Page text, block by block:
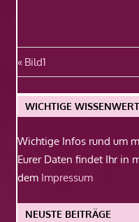
Vorheriger
Beitrag:
Bild1
WICHTIGE
Wichtige Infos rund um
Eurer Daten findet Ihr in
dem Impressum
NEUSTE BEITRÄGE